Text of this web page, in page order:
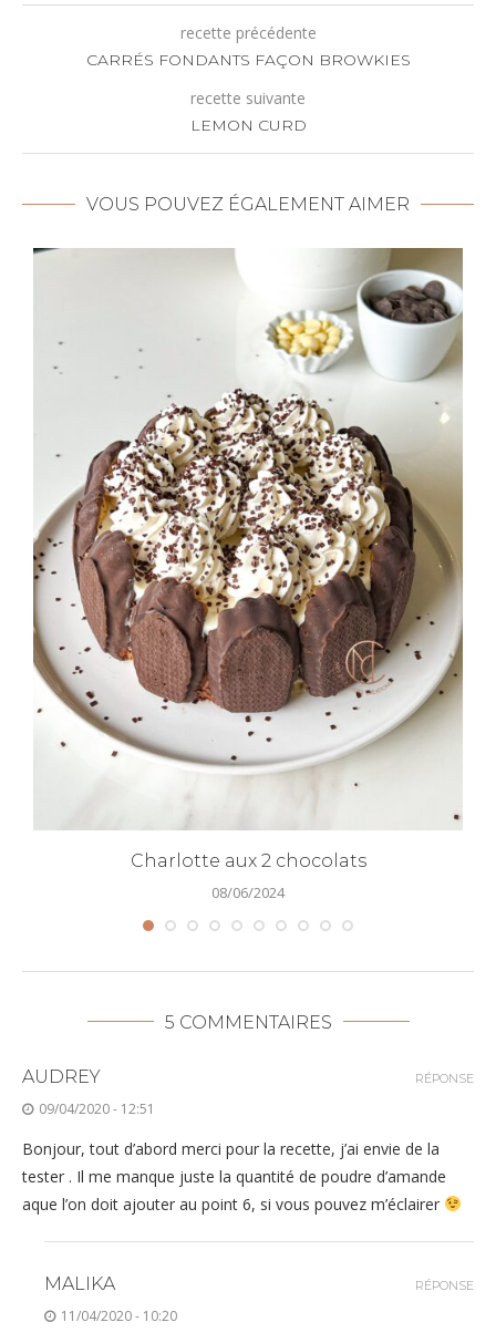
recette précédente
CARRÉS FONDANTS FAÇON BROWKIES
recette suivante
LEMON CURD
VOUS POUVEZ ÉGALEMENT AIMER
Charlotte aux 2 chocolats
08/06/2024
5 COMMENTAIRES
AUDREY
09/04/2020 - 12:51
Bonjour, tout d’abord merci pour la recette, j’ai envie de la
tester . Il me manque juste la quantité de poudre d’amande
aque l’on doit ajouter au point 6, si vous pouvez m’éclairer
RÉPONSE
MALIKA
11/04/2020 - 10:20
RÉPONSE